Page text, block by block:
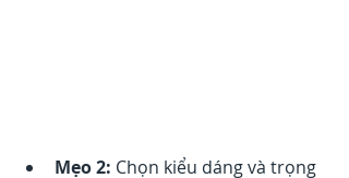
Mẹo 2: Chọn kiểu dáng và trọng